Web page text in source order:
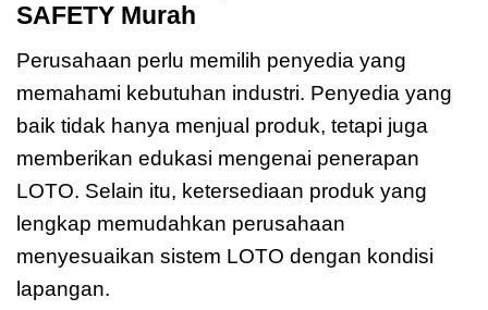
SAFETY Murah
Perusahaan perlu memilih penyedia yang
memahami kebutuhan industri. Penyedia yang
baik tidak hanya menjual produk, tetapi juga
memberikan edukasi mengenai penerapan
LOTO. Selain itu, ketersediaan produk yang
lengkap memudahkan perusahaan
menyesuaikan sistem LOTO dengan kondisi
lapangan.